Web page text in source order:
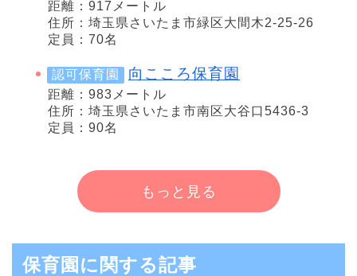
距離：917メートル
住所：埼玉県さいたま市緑区大間木2-25-26
定員：70名
認可保育園 向こころ保育園
距離：983メートル
住所：埼玉県さいたま市南区大谷口5436-3
定員：90名
もっと見る
保育園に関する記事